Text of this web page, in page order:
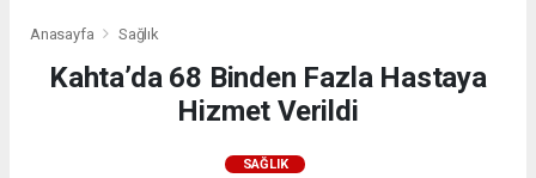
Anasayfa Sağlık
Kahta’da 68 Binden Fazla Hastaya
Hizmet Verildi
SAĞLIK